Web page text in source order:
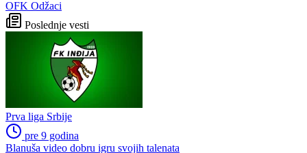
OFK Odžaci
Poslednje vesti
Prva liga Srbije
pre 9 godina
Blanuša video dobru igru svojih talenata